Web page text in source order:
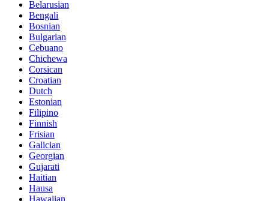
Belarusian
Bengali
Bosnian
Bulgarian
Cebuano
Chichewa
Corsican
Croatian
Dutch
Estonian
Filipino
Finnish
Frisian
Galician
Georgian
Gujarati
Haitian
Hausa
Hawaiian